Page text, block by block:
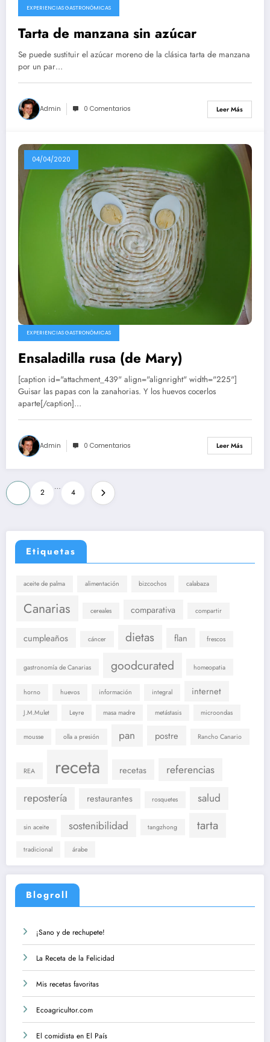
EXPERIENCIAS GASTRONÓMICAS
Tarta de manzana sin azúcar
Se puede sustituir el azúcar moreno de la clásica tarta de manzana
por un par…
Admin 0 Comentarios Leer Más
04/04/2020
EXPERIENCIAS GASTRONÓMICAS
Ensaladilla rusa (de Mary)
[caption id="attachment_439" align="alignright" width="225"]
Guisar las papas con la zanahorias. Y los huevos cocerlos
aparte[/caption]…
Admin 0 Comentarios Leer Más
Paginación
de
entradas
2
…
4
Etiquetas
aceite de palma alimentación bizcochos calabaza
Canarias cereales comparativa compartir
cumpleaños cáncer dietas flan frescos
gastronomía de Canarias goodcurated homeopatia
horno huevos información integral internet
J.M.Mulet Leyre masa madre metástasis microondas
mousse olla a presión pan postre Rancho Canario
REA receta recetas
referencias
repostería
restaurantes rosquetes salud
sin aceite sostenibilidad tangzhong tarta
tradicional árabe
Blogroll
¡Sano y de rechupete!
La Receta de la Felicidad
Mis recetas favoritas
Ecoagricultor.com
El comidista en El País